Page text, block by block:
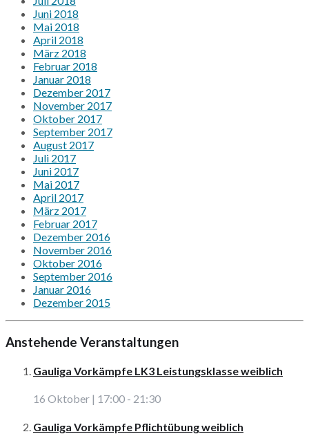
Juni 2018
Mai 2018
April 2018
März 2018
Februar 2018
Januar 2018
Dezember 2017
November 2017
Oktober 2017
September 2017
August 2017
Juli 2017
Juni 2017
Mai 2017
April 2017
März 2017
Februar 2017
Dezember 2016
November 2016
Oktober 2016
September 2016
Januar 2016
Dezember 2015
Anstehende Veranstaltungen
Gauliga Vorkämpfe LK3 Leistungsklasse weiblich
16 Oktober | 17:00 - 21:30
Gauliga Vorkämpfe Pflichtübung weiblich